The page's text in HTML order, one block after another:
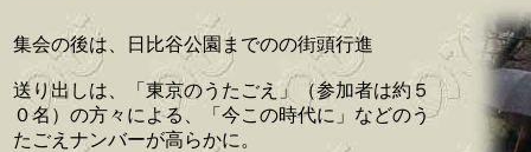
集会の後は、日比谷公園までのの街頭行進
送り出しは、「東京のうたごえ」（参加者は約５
０名）の方々による、「今この時代に」などのう
たごえナンバーが高らかに。